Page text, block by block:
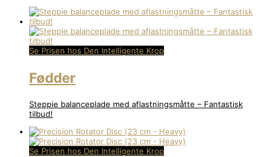
Se Prisen hos Den Intelligente Krop
Fødder
Steppie balanceplade med aflastningsmåtte – Fantastisk
tilbud!
Se Prisen hos Den Intelligente Krop